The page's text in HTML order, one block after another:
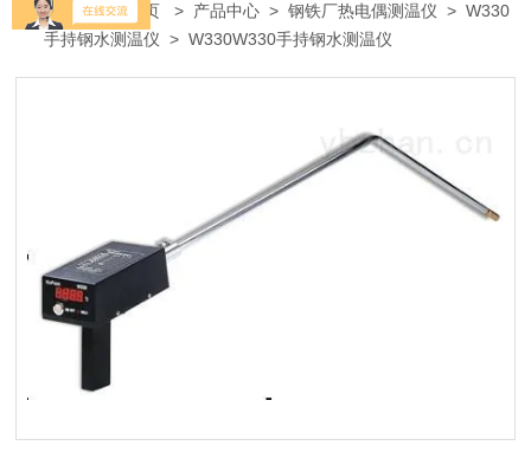
当前位置：首页 > 产品中心 >钢铁厂热电偶测温仪 >W330
手持钢水测温仪 > W330W330手持钢水测温仪